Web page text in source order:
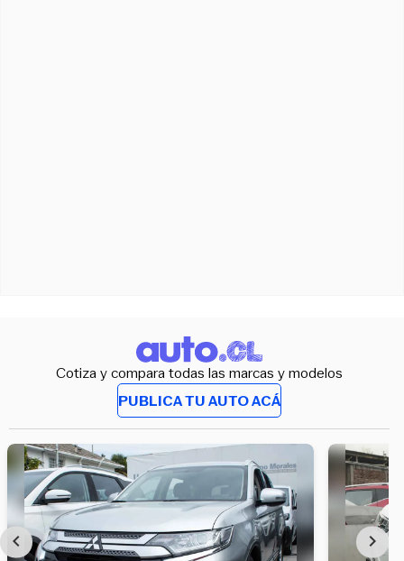
Cotiza y compara todas las marcas y modelos
PUBLICA TU AUTO ACÁ